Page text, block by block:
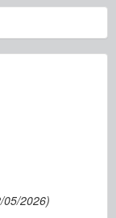
05/2026)